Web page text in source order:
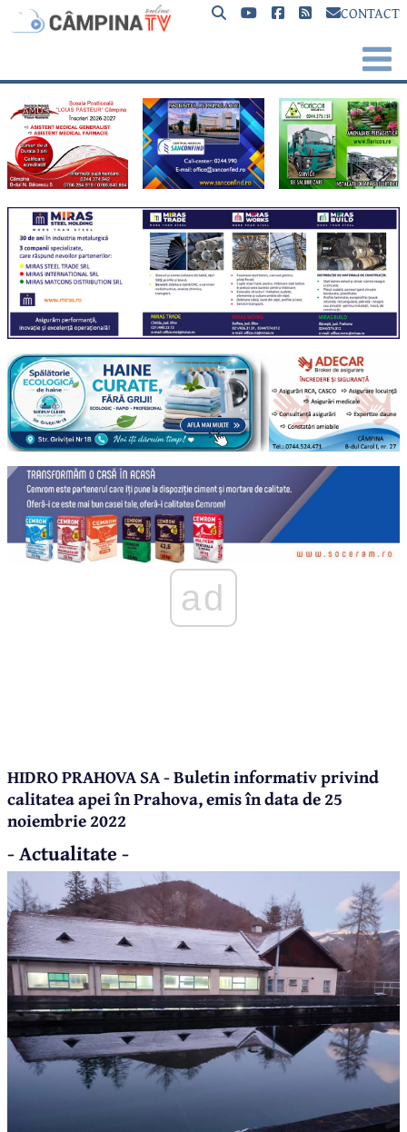
CONTACT
ad
HIDRO PRAHOVA SA - Buletin informativ privind
calitatea apei în Prahova, emis în data de 25
noiembrie 2022
- Actualitate -